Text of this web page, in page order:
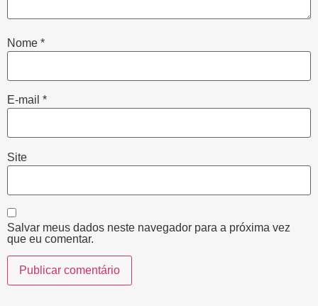
Nome *
E-mail *
Site
Salvar meus dados neste navegador para a próxima vez
que eu comentar.